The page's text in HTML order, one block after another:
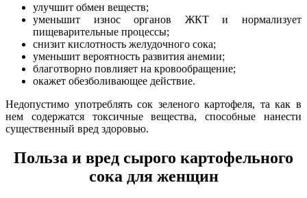
улучшит обмен веществ;
уменьшит износ органов ЖКТ и нормализует
пищеварительные процессы;
снизит кислотность желудочного сока;
уменьшит вероятность развития анемии;
благотворно повлияет на кровообращение;
окажет обезболивающее действие.
Недопустимо употреблять сок зеленого картофеля, та как в
нем содержатся токсичные вещества, способные нанести
существенный вред здоровью.
Польза и вред сырого картофельного
сока для женщин